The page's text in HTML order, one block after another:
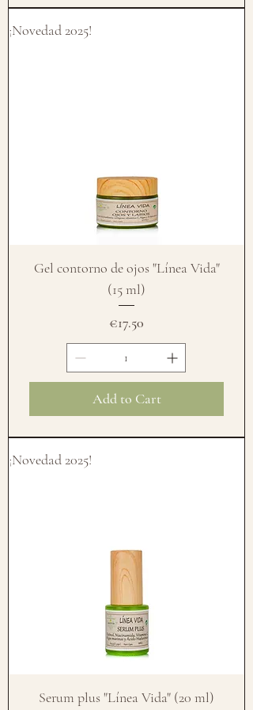
¡Novedad 2025!
Gel contorno de ojos "Línea Vida"
(15 ml)
Price
€17.50
Add to Cart
¡Novedad 2025!
Serum plus "Línea Vida" (20 ml)